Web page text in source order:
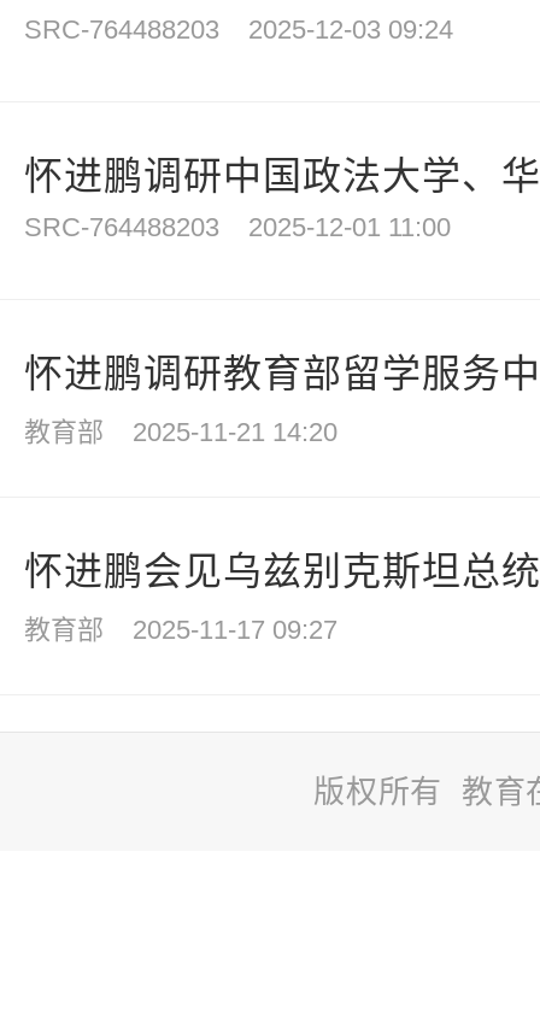
SRC-764488203 2025-12-03 09:24
怀进鹏调研中国政法大学、
SRC-764488203 2025-12-01 11:00
怀进鹏调研教育部留学服务
教育部 2025-11-21 14:20
怀进鹏会见乌兹别克斯坦总
教育部 2025-11-17 09:27
版权所有 教育